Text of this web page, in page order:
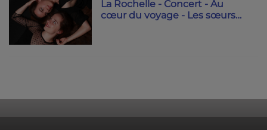
La Rochelle - Concert - Au
cœur du voyage - Les sœurs